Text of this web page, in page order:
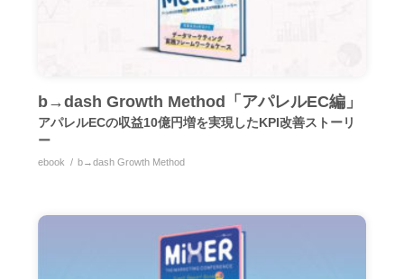
b→dash Growth Method「アパレルEC編」
アパレルECの収益10億円増を実現したKPI改善ストーリ
ー
ebook b→dash Growth Method